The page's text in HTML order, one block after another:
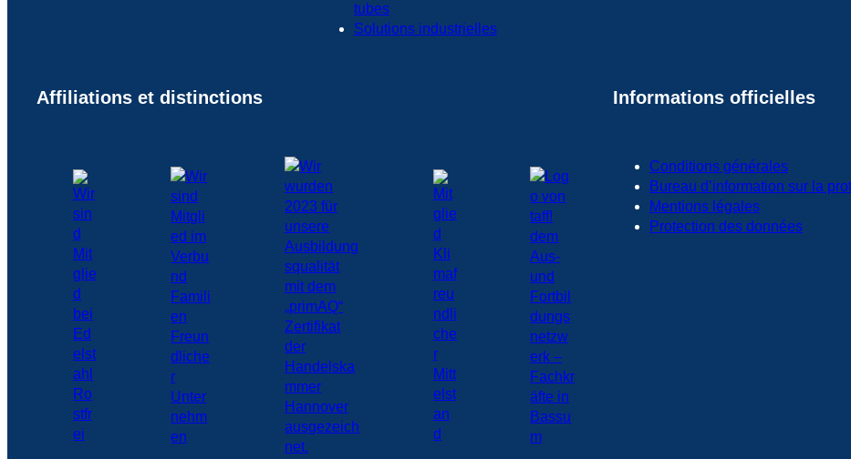
tubes
Solutions industrielles
Affiliations et distinctions Informations officielles
Conditions générales
Bureau d’information sur la
Mentions légales
Protection des données